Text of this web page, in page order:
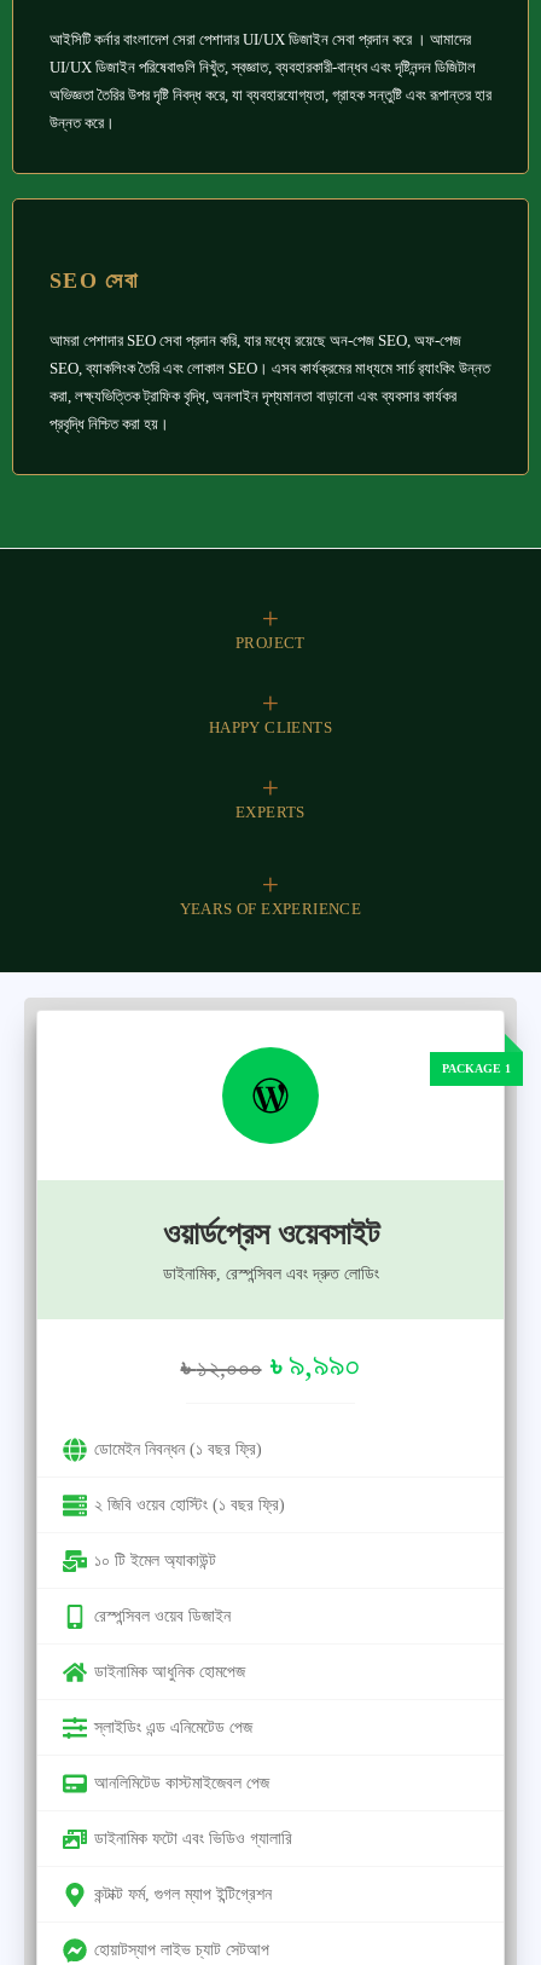
আইসিটি কর্নার বাংলাদেশ সেরা পেশাদার UI/UX ডিজাইন সেবা প্রদান করে । আমাদের
UI/UX ডিজাইন পরিষেবাগুলি নিখুঁত, স্বজ্ঞাত, ব্যবহারকারী-বান্ধব এবং দৃষ্টিনন্দন ডিজিটাল
অভিজ্ঞতা তৈরির উপর দৃষ্টি নিবদ্ধ করে, যা ব্যবহারযোগ্যতা, গ্রাহক সন্তুষ্টি এবং রূপান্তর হার
উন্নত করে।
SEO সেবা
আমরা পেশাদার SEO সেবা প্রদান করি, যার মধ্যে রয়েছে অন-পেজ SEO, অফ-পেজ
SEO, ব্যাকলিংক তৈরি এবং লোকাল SEO। এসব কার্যক্রমের মাধ্যমে সার্চ র‍্যাংকিং উন্নত
করা, লক্ষ্যভিত্তিক ট্রাফিক বৃদ্ধি, অনলাইন দৃশ্যমানতা বাড়ানো এবং ব্যবসার কার্যকর
প্রবৃদ্ধি নিশ্চিত করা হয়।
PROJECT
+
HAPPY CLIENTS
+
EXPERTS
+
YEARS OF EXPERIENCE
+
ওয়ার্ডপ্রেস ওয়েবসাইট
ডাইনামিক, রেস্পন্সিবল এবং দ্রুত লোডিং
৳১২,০০০ ৳৯,৯৯০
ডোমেইন নিবন্ধন (১ বছর ফ্রি)
২ জিবি ওয়েব হোস্টিং (১ বছর ফ্রি)
১০ টি ইমেল অ্যাকাউন্ট
রেস্পন্সিবল ওয়েব ডিজাইন
ডাইনামিক আধুনিক হোমপেজ
স্লাইডিং এন্ড এনিমেটেড পেজ
আনলিমিটেড কাস্টমাইজেবল পেজ
ডাইনামিক ফটো এবং ভিডিও গ্যালারি
কন্টাক্ট ফর্ম, গুগল ম্যাপ ইন্টিগ্রেশন
হোয়াটস্যাপ লাইভ চ্যাট সেটআপ